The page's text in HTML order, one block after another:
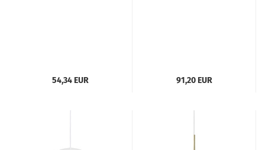
54,34 EUR 91,20 EUR